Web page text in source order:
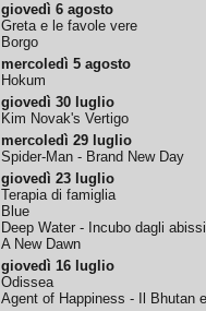
giovedì 6 agosto
Greta e le favole vere
Borgo
mercoledì 5 agosto
Hokum
giovedì 30 luglio
Kim Novak's Vertigo
mercoledì 29 luglio
Spider-Man - Brand New Day
giovedì 23 luglio
Terapia di famiglia
Blue
Deep Water - Incubo dagli abissi
A New Dawn
giovedì 16 luglio
Odissea
Agent of Happiness - Il Bhutan